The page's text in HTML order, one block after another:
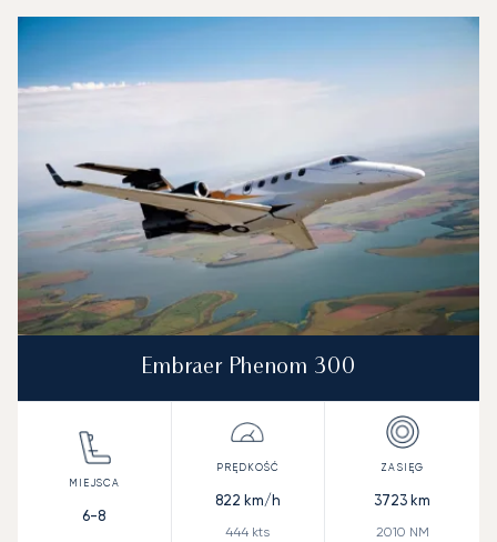
Zdjęcie samolotu
Model samolotu
Prędkość (km/h)
Prędkość (węzły)
Zasięg (NM)
Embraer Phenom 300
6-8
822 km/h
444 kts
3723 km
2010 NM